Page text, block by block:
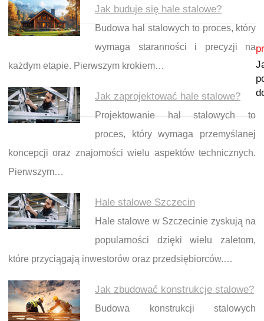
Jak buduje się hale stalowe?
Budowa hal stalowych to proces, który
wymaga staranności i precyzji na
każdym etapie. Pierwszym krokiem…
Jak zaprojektować hale stalowe?
Projektowanie hal stalowych to
proces, który wymaga przemyślanej
koncepcji oraz znajomości wielu aspektów technicznych.
Pierwszym…
Hale stalowe Szczecin
Hale stalowe w Szczecinie zyskują na
popularności dzięki wielu zaletom,
które przyciągają inwestorów oraz przedsiębiorców.…
Jak zbudować konstrukcje stalowe?
Budowa konstrukcji stalowych
Nawigacja wpisu